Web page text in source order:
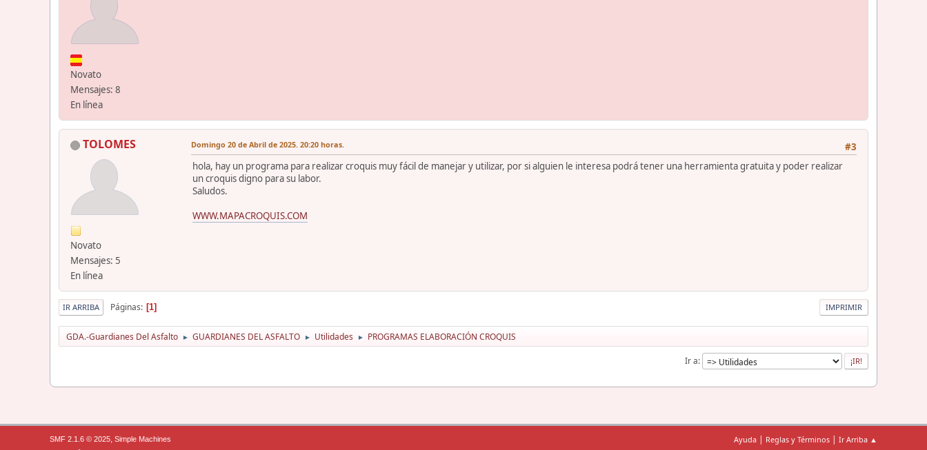
Novato
Mensajes: 8
En línea
TOLOMES
Novato
Mensajes: 5
En línea
#3
Domingo 20 de Abril de 2025. 20:20 horas.
hola, hay un programa para realizar croquis muy fácil de manejar y utilizar, por si alguien le interesa podrá tener una herramienta gratuita y poder realizar
un croquis digno para su labor.
Saludos.
WWW.MAPACROQUIS.COM
IMPRIMIR
IR ARRIBA Páginas 1
GDA.-Guardianes Del Asfalto ► GUARDIANES DEL ASFALTO ► Utilidades ► PROGRAMAS ELABORACIÓN CROQUIS
Ir a
Ayuda | Reglas y Términos | Ir Arriba ▲
SMF 2.1.6 © 2025, Simple Machines